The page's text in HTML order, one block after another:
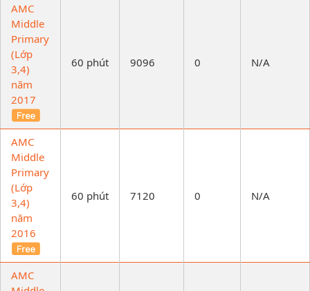
AMC
Middle
Primary
(Lớp
3,4)
năm
2017
60 phút 9096 0 N/A
AMC
Middle
Primary
(Lớp
3,4)
năm
2016
60 phút 7120 0 N/A
AMC